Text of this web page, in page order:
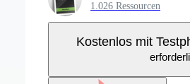
1.026 Ressourcen
Kostenlos mit